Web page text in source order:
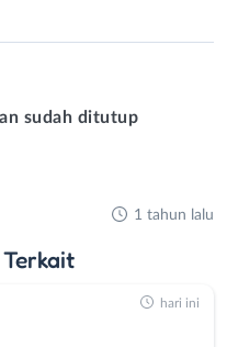
sudah ditutup
1 tahun lalu
Terkait
hari ini